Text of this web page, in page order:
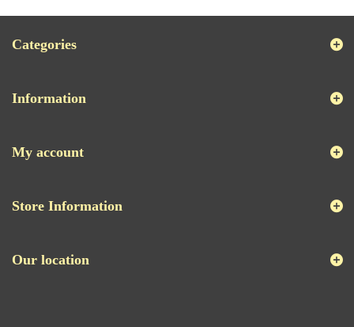
Categories
Information
My account
Store Information
Our location